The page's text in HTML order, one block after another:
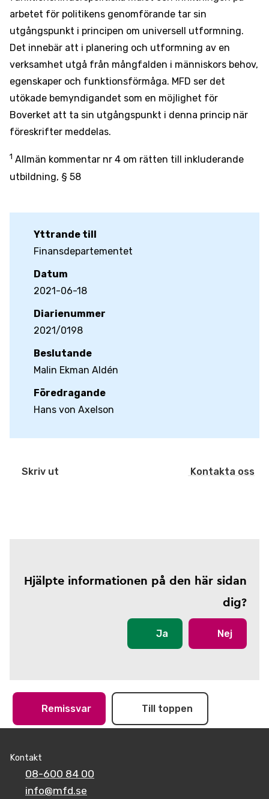
arbetet för politikens genomförande tar sin
utgångspunkt i principen om universell utformning.
Det innebär att i planering och utformning av en
verksamhet utgå från mångfalden i människors behov,
egenskaper och funktionsförmåga. MFD ser det
utökade bemyndigandet som en möjlighet för
Boverket att ta sin utgångspunkt i denna princip när
föreskrifter meddelas.
1 Allmän kommentar nr 4 om rätten till inkluderande
utbildning, § 58
Yttrande till
Finansdepartementet
Datum
2021-06-18
Diarienummer
2021/0198
Beslutande
Malin Ekman Aldén
Föredragande
Hans von Axelson
Skriv ut Kontakta oss
Hjälpte informationen på den här sidan
dig?
Ja Nej
Remissvar Till toppen
Kontakt
08-600 84 00
info@mfd.se